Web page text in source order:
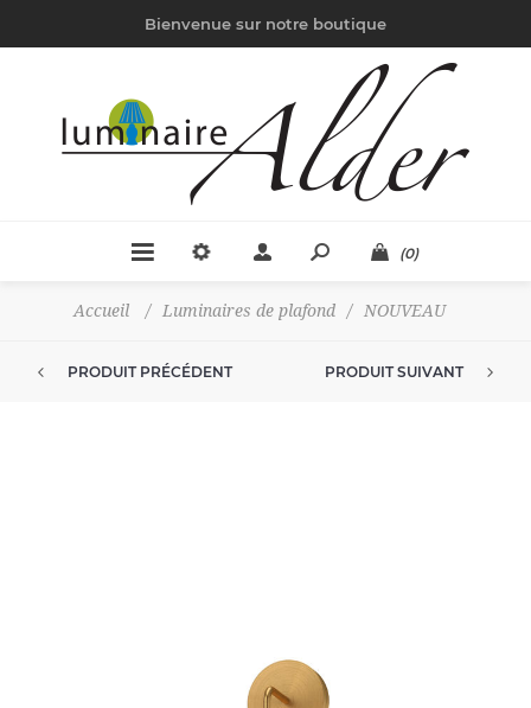
Bienvenue sur notre boutique
(0)
Accueil / Luminaires de plafond / NOUVEAU
PRODUIT PRÉCÉDENT PRODUIT SUIVANT